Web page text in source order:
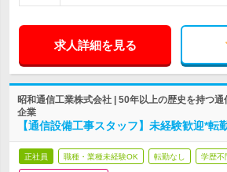
求人詳細を見る
昭和通信工業株式会社 | 50年以上の歴史を持つ
企業
【通信設備工事スタッフ】未経験歓迎*転
正社員 職種・業種未経験OK 転勤なし 学歴不